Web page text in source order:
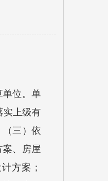
位。单
实上级有
三）依
、房屋
方案；